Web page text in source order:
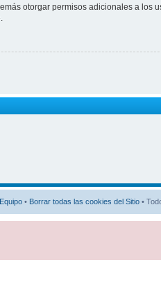
otorgar permisos adicionales a los
• Borrar todas las cookies del Sitio •